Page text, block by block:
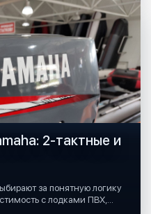
2-тактные и
за понятную логику
с лодками ПВХ,